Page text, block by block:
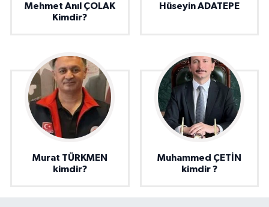
Mehmet Anıl ÇOLAK
Kimdir?
Hüseyin ADATEPE
Murat TÜRKMEN
kimdir?
Muhammed ÇETİN
kimdir ?